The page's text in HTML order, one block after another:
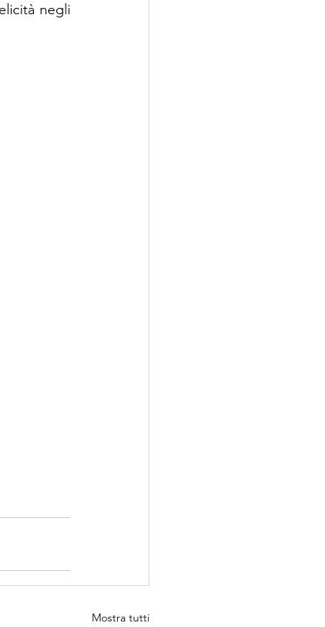
negli
Mostra tutti